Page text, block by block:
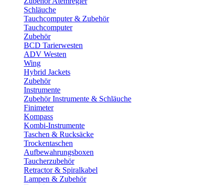
Schläuche
Tauchcomputer & Zubehör
Tauchcomputer
Zubehör
BCD Tarierwesten
ADV Westen
Wing
Hybrid Jackets
Zubehör
Instrumente
Zubehör Instrumente & Schläuche
Finimeter
Kompass
Kombi-Instrumente
Taschen & Rucksäcke
Trockentaschen
Aufbewahrungsboxen
Taucherzubehör
Retractor & Spiralkabel
Lampen & Zubehör